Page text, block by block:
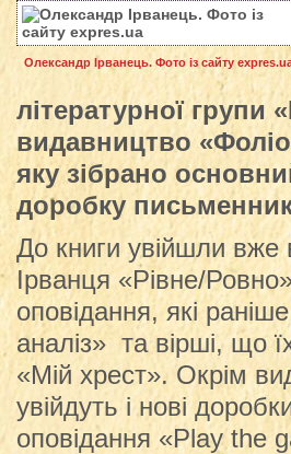
Олександр Ірванець. Фото із сайту
літературної групи
видавництво
яку зібрано
доробку
До книги увійшли вже
Ірванця «Рівне/
оповідання, які
аналіз» та вірші, що
«Мій хрест». Окрім
увійдуть і нові
оповідання «Play the